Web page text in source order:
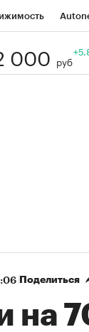
000 руб
Поделиться
на